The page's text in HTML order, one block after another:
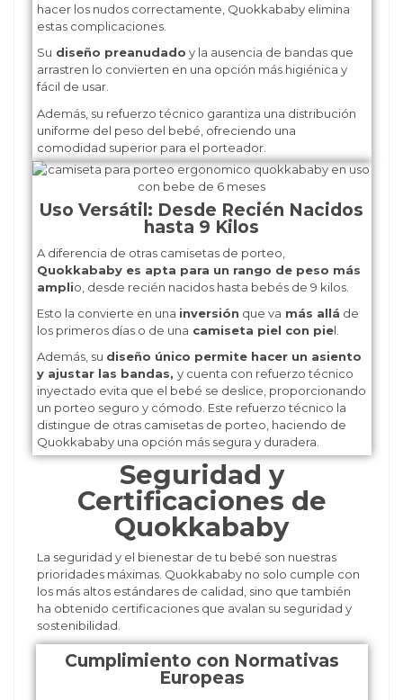
hacer los nudos correctamente, Quokkababy elimina
estas complicaciones.
Su diseño preanudado y la ausencia de bandas que
arrastren lo convierten en una opción más higiénica y
fácil de usar.
Además, su refuerzo técnico garantiza una distribución
uniforme del peso del bebé, ofreciendo una
comodidad superior para el porteador.
Uso Versátil: Desde Recién Nacidos
hasta 9 Kilos
A diferencia de otras camisetas de porteo,
Quokkababy es apta para un rango de peso más
amplio, desde recién nacidos hasta bebés de 9 kilos.
Esto la convierte en una inversión que va más allá de
los primeros días o de una camiseta piel con piel.
Además, su diseño único permite hacer un asiento
y ajustar las bandas, y cuenta con refuerzo técnico
inyectado evita que el bebé se deslice, proporcionando
un porteo seguro y cómodo. Este refuerzo técnico la
distingue de otras camisetas de porteo, haciendo de
Quokkababy una opción más segura y duradera.
Seguridad y
Certificaciones de
Quokkababy
La seguridad y el bienestar de tu bebé son nuestras
prioridades máximas. Quokkababy no solo cumple con
los más altos estándares de calidad, sino que también
ha obtenido certificaciones que avalan su seguridad y
sostenibilidad.
Cumplimiento con Normativas
Europeas